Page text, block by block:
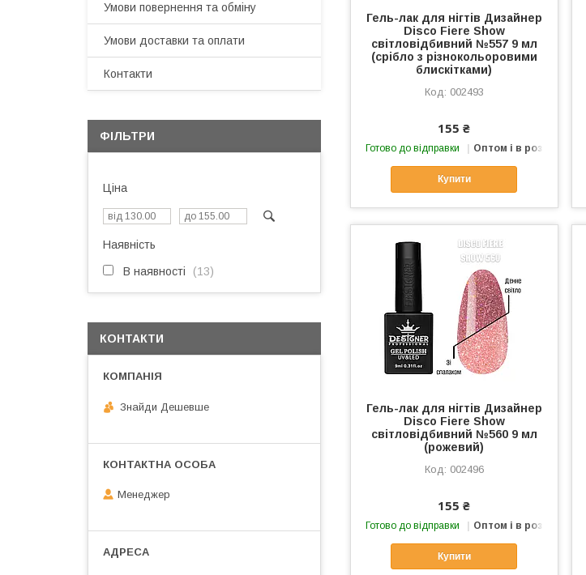
Гель-лак для нігтів Дизайнер
Disco Fiere Show
світловідбивний №557 9 мл
(срібло з різнокольоровими
блискітками)
002493
155 ₴
Готово до відправки Оптом і в роздріб
Купити
Гель-лак для нігтів Дизайнер
Disco Fiere Show
світловідбивний №560 9 мл
(рожевий)
002496
155 ₴
Готово до відправки Оптом і в роздріб
Купити
Умови повернення та обміну
Умови доставки та оплати
Контакти
ФІЛЬТРИ
Ціна
Наявність
В наявності 13
КОНТАКТИ
Знайди Дешевше
Менеджер